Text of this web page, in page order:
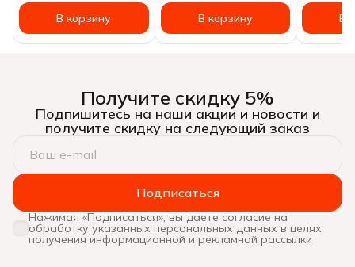
В корзину
В корзину
В
Получите скидку 5%
Подпишитесь на наши акции и новости и
получите скидку на следующий заказ
Подписаться
Нажимая «Подписаться», вы даете согласие на
обработку указанных персональных данных в целях
получения информационной и рекламной рассылки